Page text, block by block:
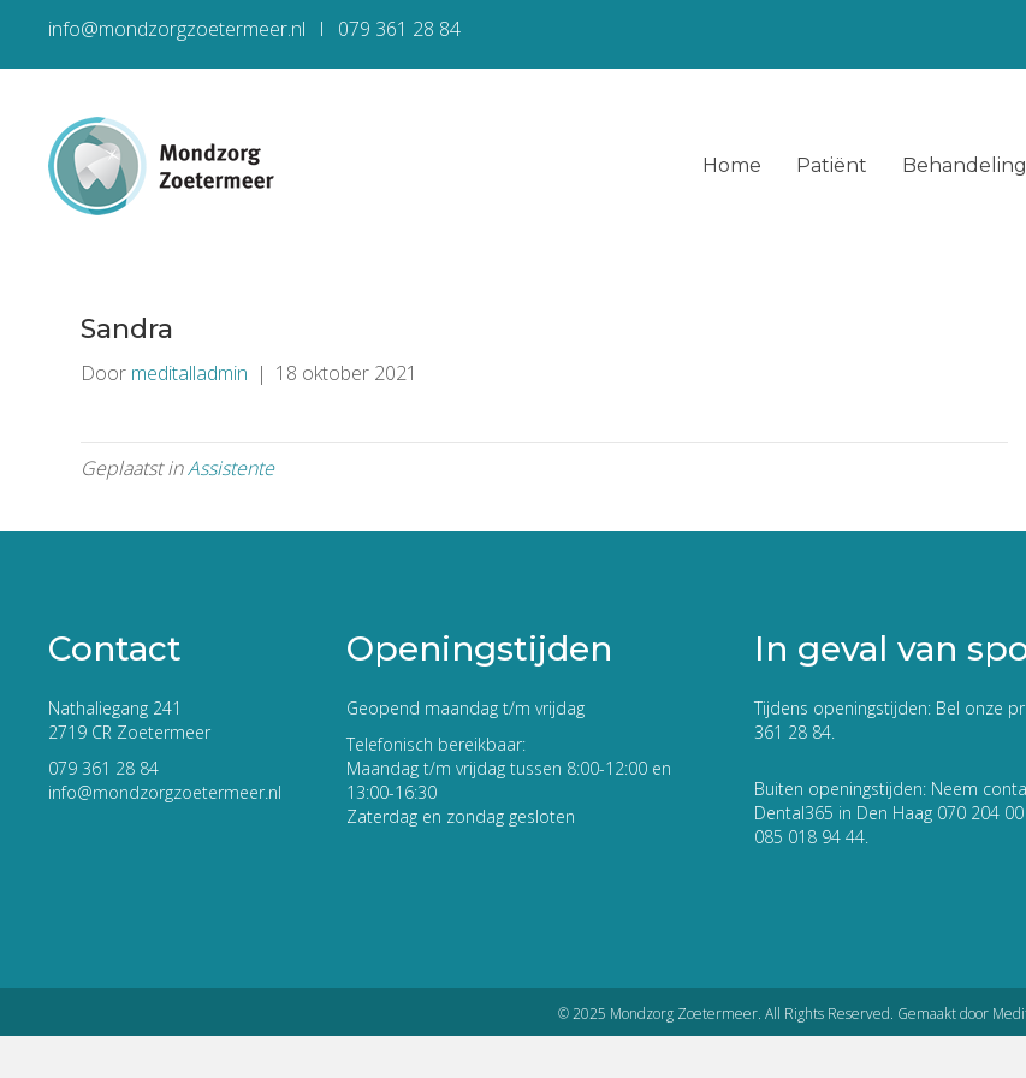
info@mondzorgzoetermeer.nl l 079 361 28 84
Home Patiënt
Sandra
Door meditalladmin | 18 oktober 2021
Geplaatst inAssistente
Contact
Nathaliegang 241
2719 CR Zoetermeer
079 361 28 84
info@mondzorgzoetermeer.nl
Openingstijden
Geopend maandag t/m vrijdag
Telefonisch bereikbaar:
Maandag t/m vrijdag tussen 8:00-12:00 en
13:00-16:30
Zaterdag en zondag gesloten
In geval van
Tijdens openingstijden: Bel onze
361 28 84.
Buiten openingstijden: Neem
Dental365 in Den Haag 070 204
085 018 94 44.
© 2025 Mondzorg Zoetermeer. All Rights Reserved. Gemaakt door